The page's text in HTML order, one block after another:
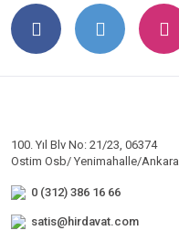
100. Yıl Blv No: 21/23, 06374
Ostim Osb/ Yenimahalle/Ankara
0 (312) 386 16 66
satis@hirdavat.com